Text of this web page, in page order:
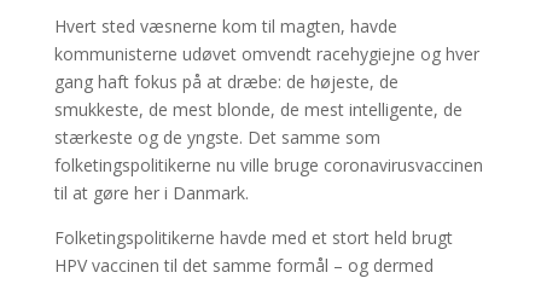
Hvert sted væsnerne kom til magten, havde
kommunisterne udøvet omvendt racehygiejne og hver
gang haft fokus på at dræbe: de højeste, de
smukkeste, de mest blonde, de mest intelligente, de
stærkeste og de yngste. Det samme som
folketingspolitikerne nu ville bruge coronavirusvaccinen
til at gøre her i Danmark.
Folketingspolitikerne havde med et stort held brugt
HPV vaccinen til det samme formål – og dermed